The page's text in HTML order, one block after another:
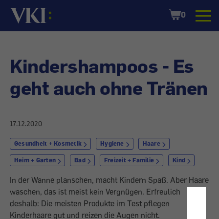
Startseite
Shopping
Cart
0
Kindershampoos - Es
geht auch ohne Tränen
17.12.2020
Gesundheit + Kosmetik Hygiene Haare
Heim + Garten Bad Freizeit + Familie Kind
In der Wanne planschen, macht Kindern Spaß. Aber Haare
waschen, das ist meist kein Vergnügen. Erfreulich
deshalb: Die meisten Produkte im Test pflegen
Kinderhaare gut und reizen die Augen nicht.